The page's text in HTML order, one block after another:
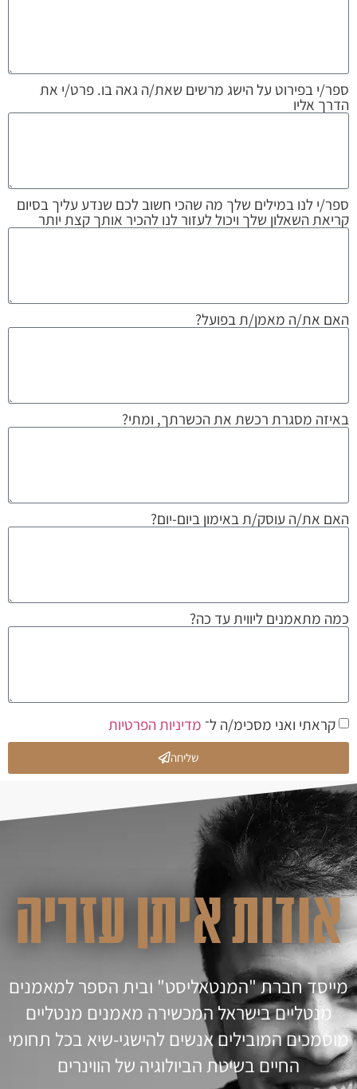
ספר/י בפירוט על הישג מרשים שאת/ה גאה בו. פרט/י את
הדרך אליו
ספר/י לנו במילים שלך מה שהכי חשוב לכם שנדע עליך בסיום
קריאת השאלון שלך ויכול לעזור לנו להכיר אותך קצת יותר
האם את/ה מאמן/ת בפועל?
באיזה מסגרת רכשת את הכשרתך, ומתי?
האם את/ה עוסק/ת באימון ביום-יום?
כמה מתאמנים ליווית עד כה?
קראתי ואני מסכימ/ה ל־ מדיניות הפרטיות
שליחה
אודות איתן עזריה
מייסד חברת "המנטאליסט" ובית הספר למאמנים
מנטליים בישראל המכשירה מאמנים מנטליים
מוסמכים המובילים אנשים להישגי-שיא בכל תחומי
החיים בשיטת הביולוגיה של הווינרים